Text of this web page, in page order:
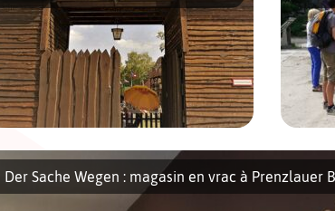
Bienvenue à Old Texas Town, Ô habitant !
Coincé entre une autoroute et un centre
commercial, ce bout de Far West délimité
par de hautes palissades en bois offre un […]
Der Sache Wegen : magasin en vrac à Prenzlauer